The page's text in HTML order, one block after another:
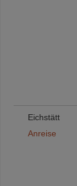
Eichstätt
Anreise